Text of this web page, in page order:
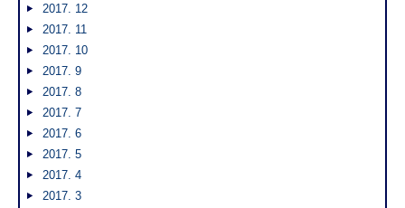
2017. 12
2017. 11
2017. 10
2017. 9
2017. 8
2017. 7
2017. 6
2017. 5
2017. 4
2017. 3